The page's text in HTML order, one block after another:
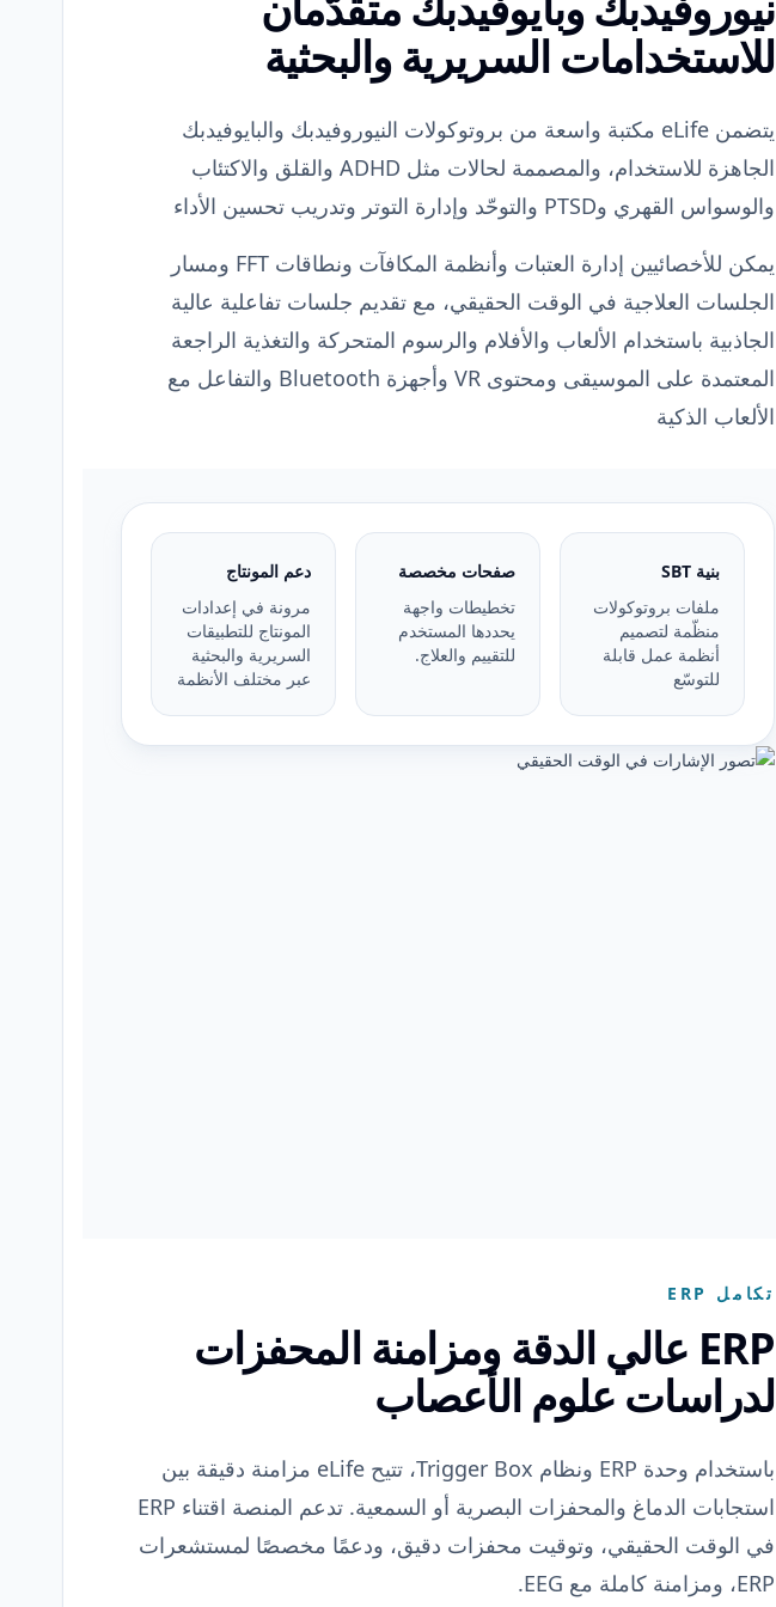
للاستخدامات السريرية والبحثية
يتضمن eLife مكتبة واسعة من بروتوكولات النيوروفيدبك والبايوفيدبك
الجاهزة للاستخدام، والمصممة لحالات مثل ADHD والقلق والاكتئاب
والوسواس القهري وPTSD والتوحّد وإدارة التوتر وتدريب تحسين الأداء
يمكن للأخصائيين إدارة العتبات وأنظمة المكافآت ونطاقات FFT ومسار
الجلسات العلاجية في الوقت الحقيقي، مع تقديم جلسات تفاعلية عالية
الجاذبية باستخدام الألعاب والأفلام والرسوم المتحركة والتغذية الراجعة
المعتمدة على الموسيقى ومحتوى VR وأجهزة Bluetooth والتفاعل مع
الألعاب الذكية
بنية SBT
ملفات بروتوكولات
منظّمة لتصميم
أنظمة عمل قابلة
للتوسّع
صفحات مخصصة
تخطيطات واجهة
يحددها المستخدم
للتقييم والعلاج.
دعم المونتاج
مرونة في إعدادات
المونتاج للتطبيقات
السريرية والبحثية
عبر مختلف الأنظمة
تكامل ERP
ERP عالي الدقة ومزامنة المحفزات
لدراسات علوم الأعصاب
باستخدام وحدة ERP ونظام Trigger Box، تتيح eLife مزامنة دقيقة بين
استجابات الدماغ والمحفزات البصرية أو السمعية. تدعم المنصة اقتناء ERP
في الوقت الحقيقي، وتوقيت محفزات دقيق، ودعمًا مخصصًا لمستشعرات
ERP، ومزامنة كاملة مع EEG.